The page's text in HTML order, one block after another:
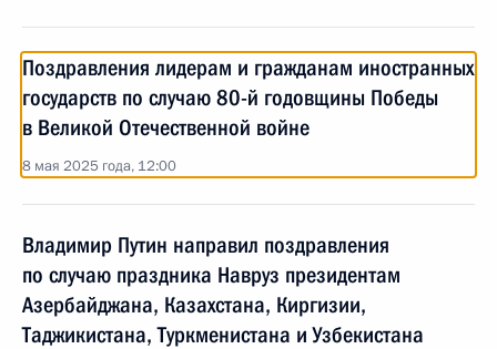
Поздравления лидерам и гражданам иностранных
государств по случаю 80-й годовщины Победы
в Великой Отечественной войне
8 мая 2025 года, 12:00
Владимир Путин направил поздравления
по случаю праздника Навруз президентам
Азербайджана, Казахстана, Киргизии,
Таджикистана, Туркменистана и Узбекистана